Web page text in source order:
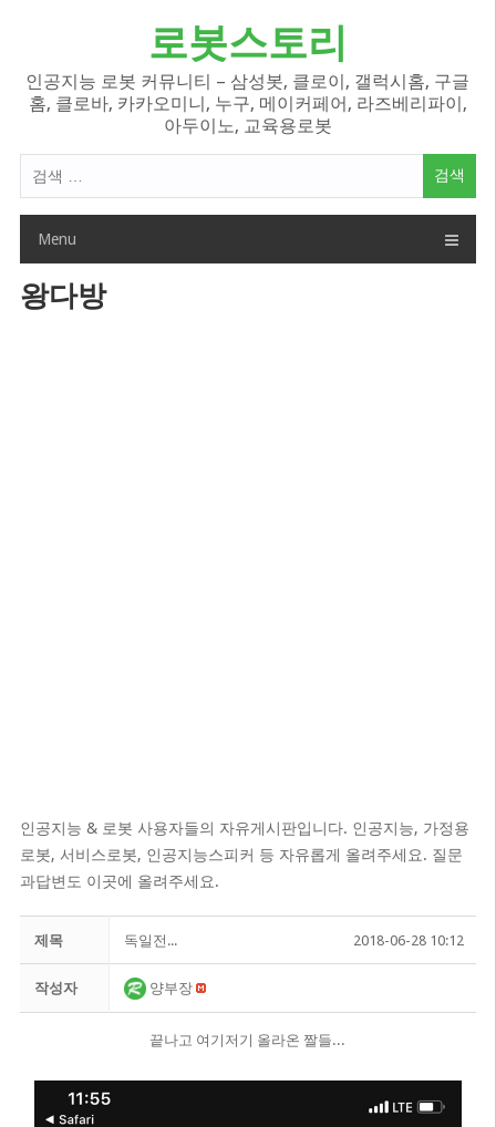
로봇스토리
인공지능 로봇 커뮤니티 – 삼성봇, 클로이, 갤럭시홈, 구글
홈, 클로바, 카카오미니, 누구, 메이커페어, 라즈베리파이,
아두이노, 교육용로봇
색
Menu
왕다방
인공지능 & 로봇 사용자들의 자유게시판입니다. 인공지능, 가정용
로봇, 서비스로봇, 인공지능스피커 등 자유롭게 올려주세요. 질문
과답변도 이곳에 올려주세요.
제목 독일전... 2018-06-28 10:12
작성자 양부장
끝나고 여기저기 올라온 짤들...